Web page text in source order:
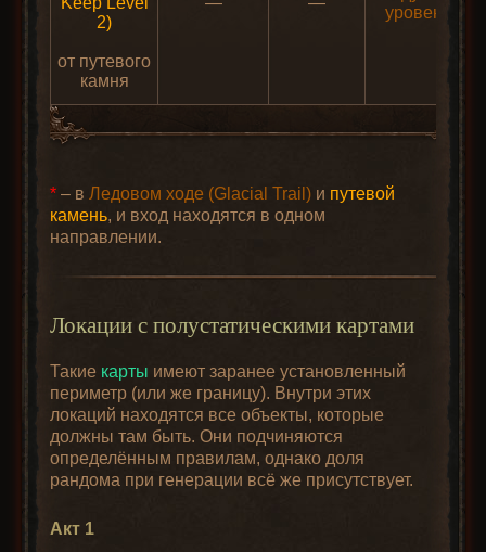
2)
от путевого
камня
уровень
* – вЛедовом ходе (Glacial Trail) и путевой
камень, и вход находятся в одном
направлении.
Локации с полустатическими картами
Такие карты имеют заранее установленный
периметр (или же границу). Внутри этих
локаций находятся все объекты, которые
должны там быть. Они подчиняются
определённым правилам, однако доля
рандома при генерации всё же присутствует.
Акт 1